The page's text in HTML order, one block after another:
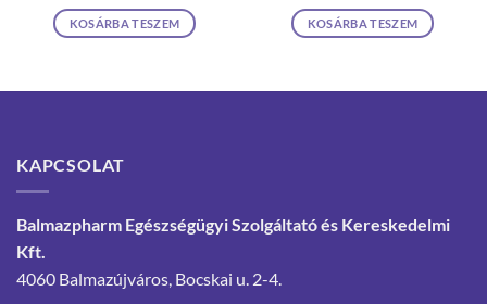
KOSÁRBA TESZEM KOSÁRBA TESZEM
KAPCSOLAT
Balmazpharm Egészségügyi Szolgáltató és Kereskedelmi
Kft.
4060 Balmazújváros, Bocskai u. 2-4.